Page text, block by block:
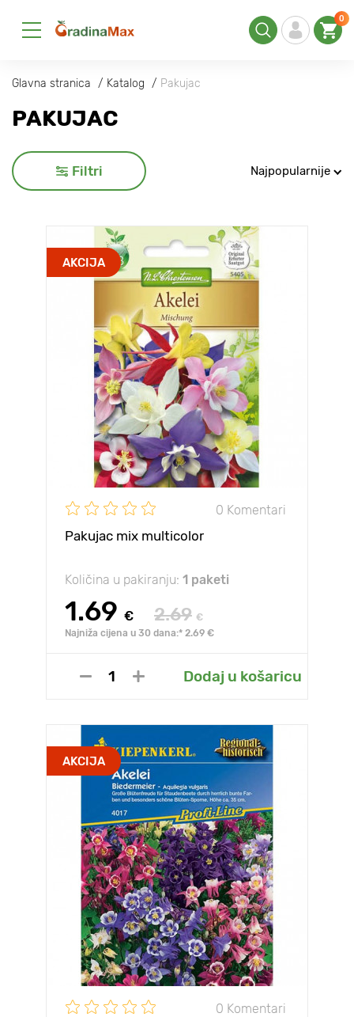
0
Glavna stranica Katalog Pakujac
PAKUJAC
Filtri Najpopularnije
AKCIJA
0 Komentari
Pakujac mix multicolor
Količina u pakiranju: 1 paketi
1.69 € 2.69 €
Najniža cijena u 30 dana:* 2.69 €
Dodaj u košaricu
AKCIJA
0 Komentari